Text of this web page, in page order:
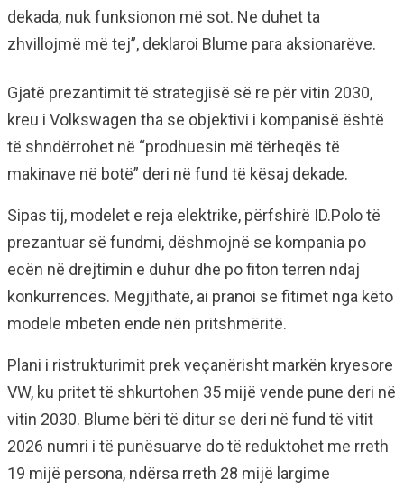
dekada, nuk funksionon më sot. Ne duhet ta
zhvillojmë më tej”, deklaroi Blume para aksionarëve.
Gjatë prezantimit të strategjisë së re për vitin 2030,
kreu i Volkswagen tha se objektivi i kompanisë është
të shndërrohet në “prodhuesin më tërheqës të
makinave në botë” deri në fund të kësaj dekade.
Sipas tij, modelet e reja elektrike, përfshirë ID.Polo të
prezantuar së fundmi, dëshmojnë se kompania po
ecën në drejtimin e duhur dhe po fiton terren ndaj
konkurrencës. Megjithatë, ai pranoi se fitimet nga këto
modele mbeten ende nën pritshmëritë.
Plani i ristrukturimit prek veçanërisht markën kryesore
VW, ku pritet të shkurtohen 35 mijë vende pune deri në
vitin 2030. Blume bëri të ditur se deri në fund të vitit
2026 numri i të punësuarve do të reduktohet me rreth
19 mijë persona, ndërsa rreth 28 mijë largime